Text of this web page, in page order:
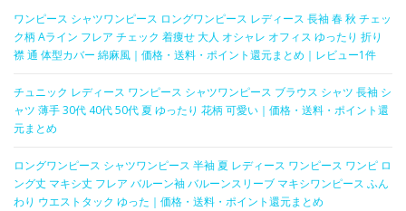
ワンピース シャツワンピース ロングワンピース レディース 長袖 春 秋 チェッ
ク柄 Aライン フレア チェック 着痩せ 大人 オシャレ オフィス ゆったり 折り
襟 通 体型カバー 綿麻風｜価格・送料・ポイント還元まとめ｜レビュー1件
チュニック レディース ワンピース シャツワンピース ブラウス シャツ 長袖 シ
ャツ 薄手 30代 40代 50代 夏 ゆったり 花柄 可愛い｜価格・送料・ポイント還
元まとめ
ロングワンピース シャツワンピース 半袖 夏 レディース ワンピース ワンピ ロ
ング丈 マキシ丈 フレア バルーン袖 バルーンスリーブ マキシワンピース ふん
わり ウエストタック ゆった｜価格・送料・ポイント還元まとめ